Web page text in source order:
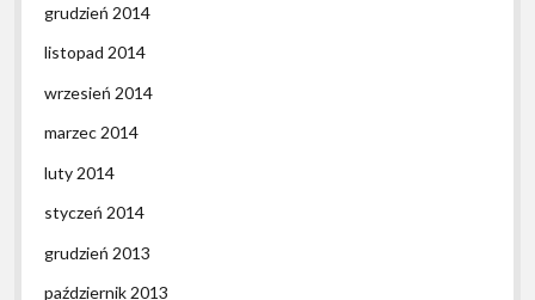
grudzień 2014
listopad 2014
wrzesień 2014
marzec 2014
luty 2014
styczeń 2014
grudzień 2013
październik 2013